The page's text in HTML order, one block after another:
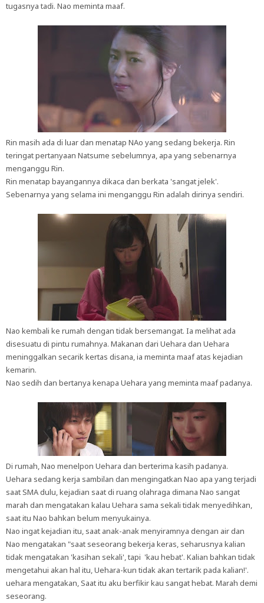
tugasnya tadi. Nao meminta maaf.
Rin masih ada di luar dan menatap NAo yang sedang bekerja. Rin
teringat pertanyaan Natsume sebelumnya, apa yang sebenarnya
menganggu Rin.
Rin menatap bayangannya dikaca dan berkata 'sangat jelek'.
Sebenarnya yang selama ini menganggu Rin adalah dirinya sendiri.
Nao kembali ke rumah dengan tidak bersemangat. Ia melihat ada
disesuatu di pintu rumahnya. Makanan dari Uehara dan Uehara
meninggalkan secarik kertas disana, ia meminta maaf atas kejadian
kemarin.
Nao sedih dan bertanya kenapa Uehara yang meminta maaf padanya.
Di rumah, Nao menelpon Uehara dan berterima kasih padanya.
Uehara sedang kerja sambilan dan mengingatkan Nao apa yang terjadi
saat SMA dulu, kejadian saat di ruang olahraga dimana Nao sangat
marah dan mengatakan kalau Uehara sama sekali tidak menyedihkan,
saat itu Nao bahkan belum menyukainya.
Nao ingat kejadian itu, saat anak-anak menyiramnya dengan air dan
Nao mengatakan "saat seseorang bekerja keras, seharusnya kalian
tidak mengatakan 'kasihan sekali', tapi 'kau hebat'. Kalian bahkan tidak
mengetahui akan hal itu, Uehara-kun tidak akan tertarik pada kalian!'.
uehara mengatakan, Saat itu aku berfikir kau sangat hebat. Marah demi
seseorang.